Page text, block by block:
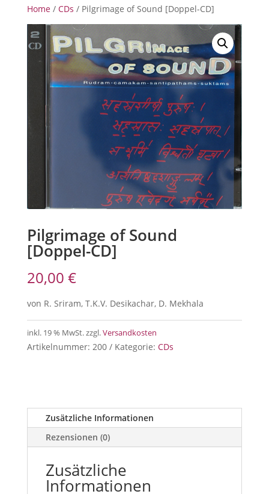
Home/ CDs / Pilgrimage of Sound [Doppel-CD]
Pilgrimage of Sound
[Doppel-CD]
20,00 €
von R. Sriram, T.K.V. Desikachar, D. Mekhala
inkl. 19 % MwSt.zzgl.Versandkosten
Artikelnummer: 200 Kategorie: CDs
Zusätzliche Informationen
Rezensionen (0)
Zusätzliche
Informationen